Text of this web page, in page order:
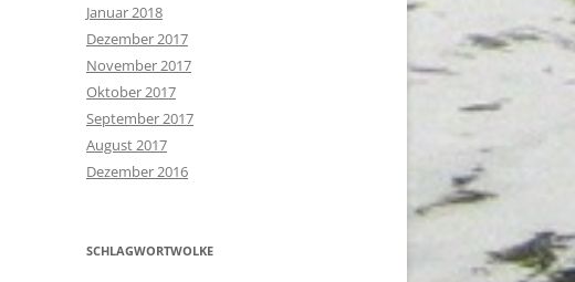
Januar 2018
Dezember 2017
November 2017
Oktober 2017
September 2017
August 2017
Dezember 2016
SCHLAGWORTWOLKE